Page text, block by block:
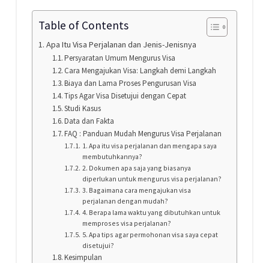
Table of Contents
Apa Itu Visa Perjalanan dan Jenis-Jenisnya
Persyaratan Umum Mengurus Visa
Cara Mengajukan Visa: Langkah demi Langkah
Biaya dan Lama Proses Pengurusan Visa
Tips Agar Visa Disetujui dengan Cepat
Studi Kasus
Data dan Fakta
FAQ : Panduan Mudah Mengurus Visa Perjalanan
1. Apa itu visa perjalanan dan mengapa saya
membutuhkannya?
2. Dokumen apa saja yang biasanya
diperlukan untuk mengurus visa perjalanan?
3. Bagaimana cara mengajukan visa
perjalanan dengan mudah?
4. Berapa lama waktu yang dibutuhkan untuk
memproses visa perjalanan?
5. Apa tips agar permohonan visa saya cepat
disetujui?
Kesimpulan